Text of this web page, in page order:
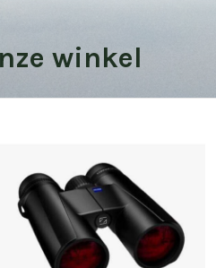
winkel